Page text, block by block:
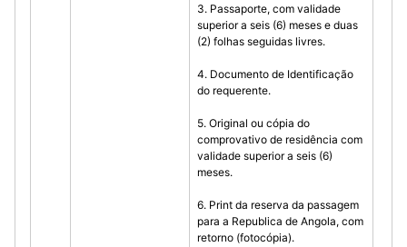
3. Passaporte, com validade
superior a seis (6) meses e duas
(2) folhas seguidas livres.
4. Documento de Identificação
do requerente.
5. Original ou cópia do
comprovativo de residência com
validade superior a seis (6)
meses.
6. Print da reserva da passagem
para a Republica de Angola, com
retorno (fotocópia).